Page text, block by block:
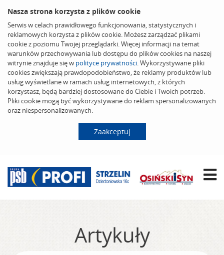
Nasza strona korzysta z plików cookie
Serwis w celach prawidłowego funkcjonowania, statystycznych i
reklamowych korzysta z plików cookie. Możesz zarządzać plikami
cookie z poziomu Twojej przeglądarki. Więcej informacji na temat
warunków przechowywania lub dostępu do plików cookies na naszej
witrynie znajduje się w polityce prywatności. Wykorzystywane pliki
cookies zwiększają prawdopodobieństwo, że reklamy produktów lub
usług wyświetlane w ramach usług internetowych, z których
korzystasz, będą bardziej dostosowane do Ciebie i Twoich potrzeb.
Pliki cookie mogą być wykorzystywane do reklam spersonalizowanych
oraz niespersonalizowanych.
Zaakceptuj
Artykuły